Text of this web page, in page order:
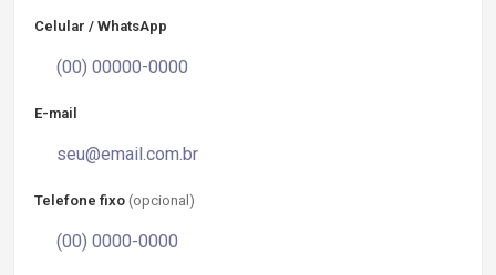
Celular / WhatsApp
E-mail
Telefone fixo (opcional)